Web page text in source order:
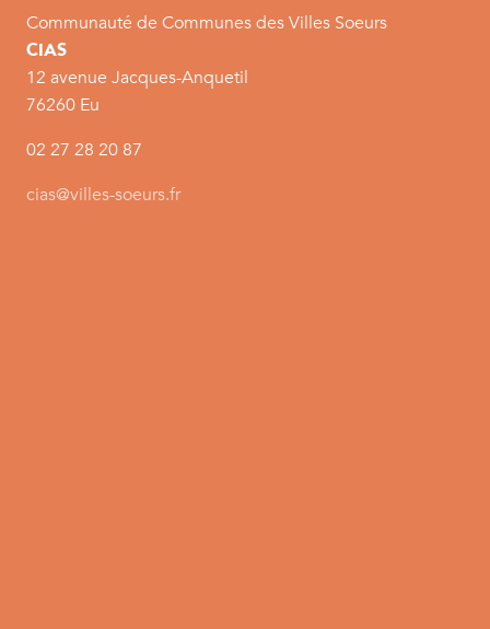
Communauté de Communes des Villes Soeurs
CIAS
12 avenue Jacques-Anquetil
76260 Eu
02 27 28 20 87
cias@villes-soeurs.fr